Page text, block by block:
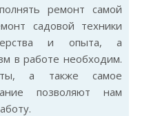
ремонт самой
садовой техники
и опыта, а
в работе необходим.
а также самое
позволяют нам